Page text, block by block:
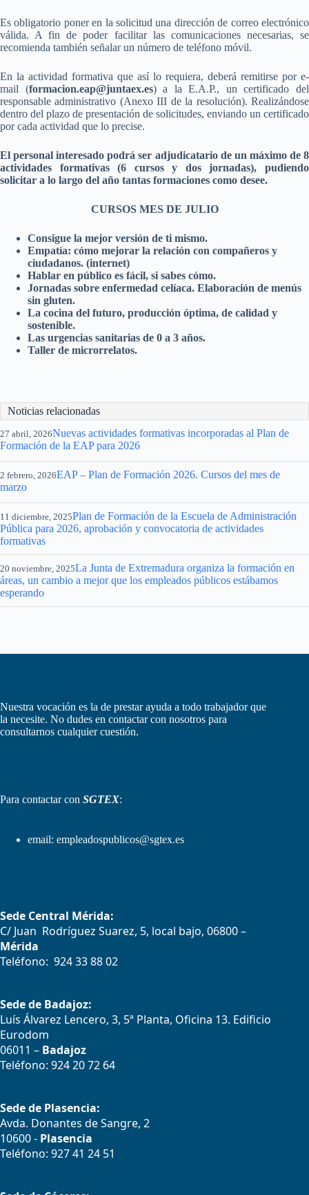
Es obligatorio poner en la solicitud una dirección de correo electrónico
válida. A fin de poder facilitar las comunicaciones necesarias, se
recomienda también señalar un número de teléfono móvil.
En la actividad formativa que así lo requiera, deberá remitirse por e-
mail (formacion.eap@juntaex.es) a la E.A.P., un certificado del
responsable administrativo (Anexo III de la resolución). Realizándose
dentro del plazo de presentación de solicitudes, enviando un certificado
por cada actividad que lo precise.
El personal interesado podrá ser adjudicatario de un máximo de 8
actividades formativas (6 cursos y dos jornadas), pudiendo
solicitar a lo largo del año tantas formaciones como desee.
CURSOS MES DE JULIO
Consigue la mejor versión de ti mismo.
Empatía: cómo mejorar la relación con compañeros y
ciudadanos. (internet)
Hablar en público es fácil, si sabes cómo.
Jornadas sobre enfermedad celíaca. Elaboración de menús
sin gluten.
La cocina del futuro, producción óptima, de calidad y
sostenible.
Las urgencias sanitarias de 0 a 3 años.
Taller de microrrelatos.
Noticias relacionadas
27 abril, 2026Nuevas actividades formativas incorporadas al Plan de
Formación de la EAP para 2026
2 febrero, 2026EAP – Plan de Formación 2026. Cursos del mes de
marzo
11 diciembre, 2025Plan de Formación de la Escuela de Administración
Pública para 2026, aprobación y convocatoria de actividades
formativas
20 noviembre, 2025La Junta de Extremadura organiza la formación en
áreas, un cambio a mejor que los empleados públicos estábamos
esperando
Nuestra vocación es la de prestar ayuda a todo trabajador que
la necesite. No dudes en contactar con nosotros para
consultarnos cualquier cuestión.
Para contactar con SGTEX:
email: empleadospublicos@sgtex.es
Sede Central Mérida:
C/ Juan Rodríguez Suarez, 5, local bajo, 06800 –
Mérida
Teléfono: 924 33 88 02
Sede de Badajoz:
Luís Álvarez Lencero, 3, 5ª Planta, Oficina 13. Edificio
Eurodom
06011 – Badajoz
Teléfono: 924 20 72 64
Sede de Plasencia:
Avda. Donantes de Sangre, 2
10600 - Plasencia
Teléfono: 927 41 24 51